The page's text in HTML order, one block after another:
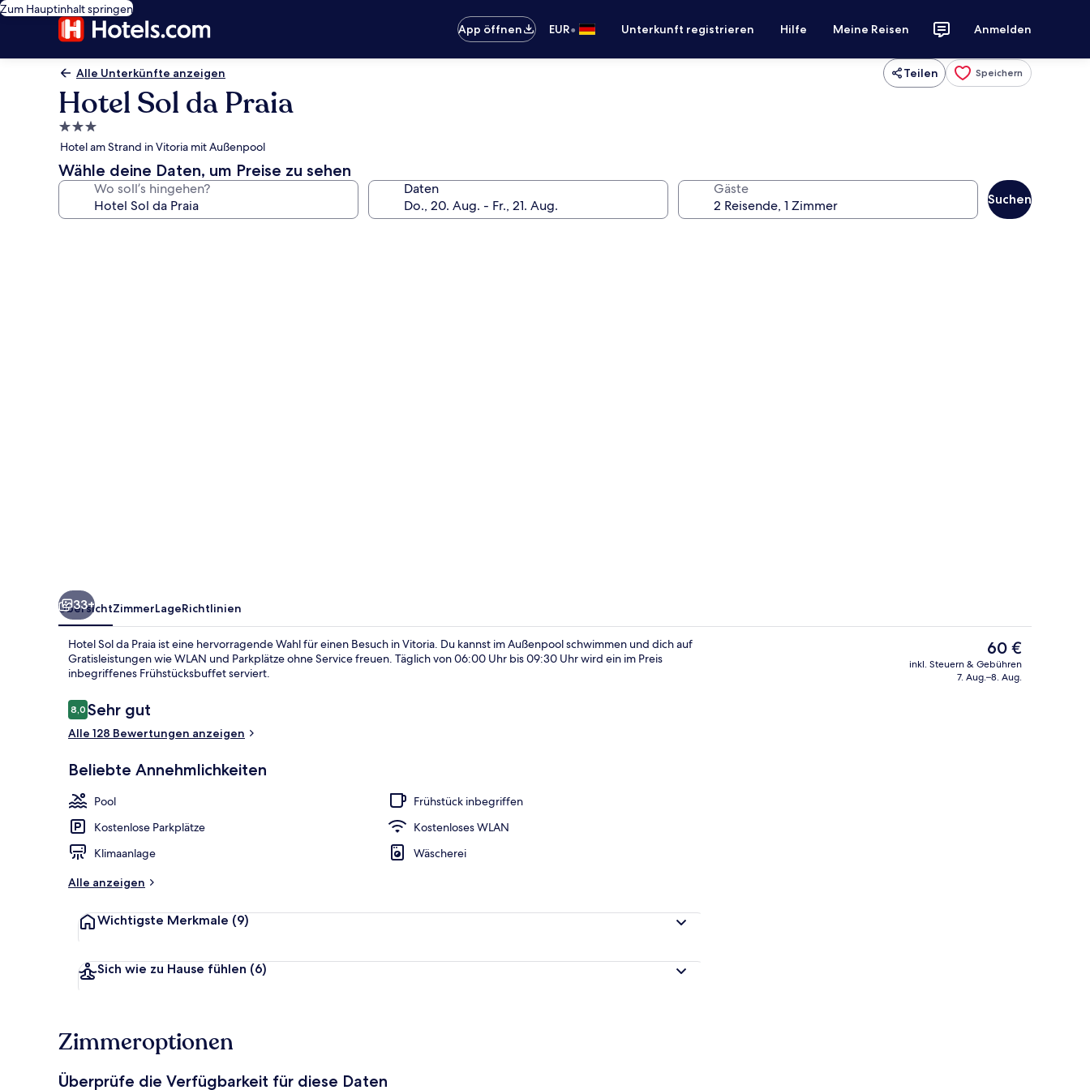
Zum Hauptinhalt springen
App öffnen
EUR• Unterkunft registrieren Hilfe Meine Reisen Anmelden
Alle Unterkünfte anzeigen Teilen Speichern
Hotel Sol da Praia
3.0-
Sterne-
Unterkunft
Hotel am Strand in Vitoria mit Außenpool
Wähle deine Daten, um Preise zu sehen
Wo soll’s hingehen? Daten Gäste
Suchen
Minibar, Schreibtisch,
33+
ÜbersichtZimmerLageRichtlinien
Hotel Sol da Praia ist eine hervorragende Wahl für einen Besuch in Vitoria. Du kannst im Außenpool schwimmen und dich auf
Gratisleistungen wie WLAN und Parkplätze ohne Service freuen. Täglich von 06:00 Uhr bis 09:30 Uhr wird ein im Preis
inbegriffenes Frühstücksbuffet serviert.
Bewertungen
8,08,0 von 10.
Sehr gut
Alle 128 Bewertungen anzeigen
Beliebte Annehmlichkeiten
Pool
Frühstück inbegriffen
Kostenlose Parkplätze
Kostenloses WLAN
Klimaanlage
Wäscherei
Alle anzeigen
Wichtigste Merkmale (9)
Sich wie zu Hause fühlen (6)
Der
aktuelle
Preis
60 €
inkl. Steuern & Gebühren
7. Aug.–8. Aug.
Zimmeroptionen
Überprüfe die Verfügbarkeit für diese Daten